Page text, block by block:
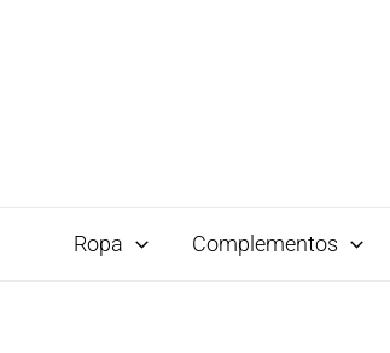
Ropa Complementos